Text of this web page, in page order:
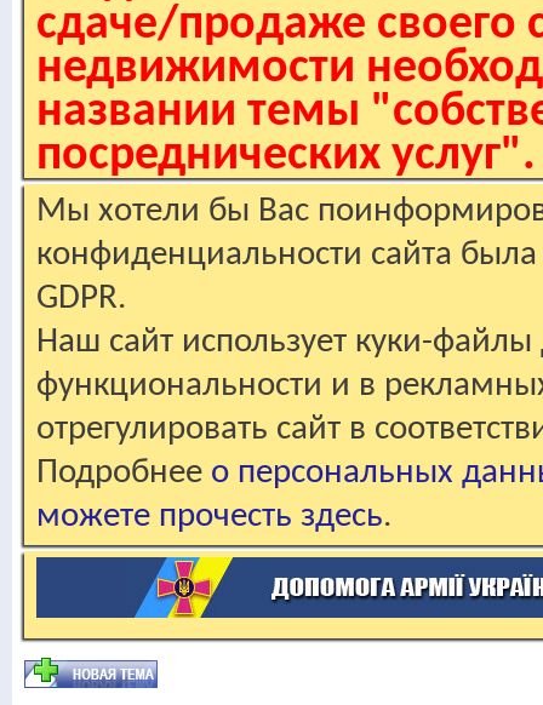
сдаче/продаже своего
недвижимости
названии темы
посреднических услуг".
Мы хотели бы Вас
конфиденциальности сайта
GDPR.
Наш сайт использует куки-файлы
функциональности и в
отрегулировать сайт в
Подробнее о персональных
можете прочесть здесь.